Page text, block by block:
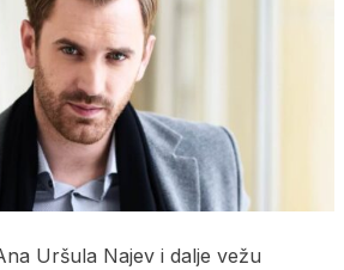
Uršula Najev i dalje vežu